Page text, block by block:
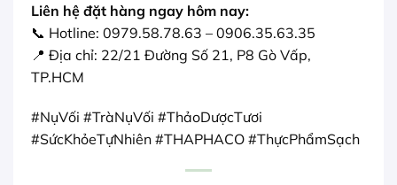
Liên hệ đặt hàng ngay hôm nay:
📞 Hotline: 0979.58.78.63 – 0906.35.63.35
📍 Địa chỉ: 22/21 Đường Số 21, P8 Gò Vấp,
TP.HCM
#NụVối #TràNụVối #ThảoDượcTươi
#SứcKhỏeTựNhiên #THAPHACO #ThựcPhẩmSạch